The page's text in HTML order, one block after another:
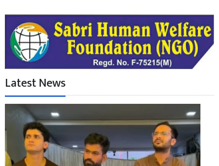
Latest News